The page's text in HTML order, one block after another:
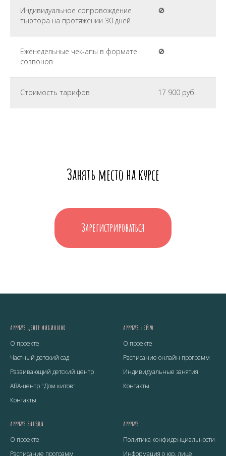
Индивидуальное сопровождение
тьютора на протяжении 30 дней
🚫
Еженедельные чек-апы в формате
созвонов
🚫
Стоимость тарифов 17 900 руб.
Занять место на курсе
Зарегистрироваться
АРРРБУЗ ЦЕНТР МЯКИНИНО
О проекте
Частный детский сад
Развивающий детский центр
ABA-центр "Дом китов"
Контакты
АРРРБУЗ НЕЙРО
О проекте
Расписание онлайн программ
Индивидуальные занятия
Контакты
АРРРБУЗ ВЫЕЗДЫ
О проекте
Расписание программ
АРРРБУЗ
Политика конфиденциальности
Информация о юр. лице